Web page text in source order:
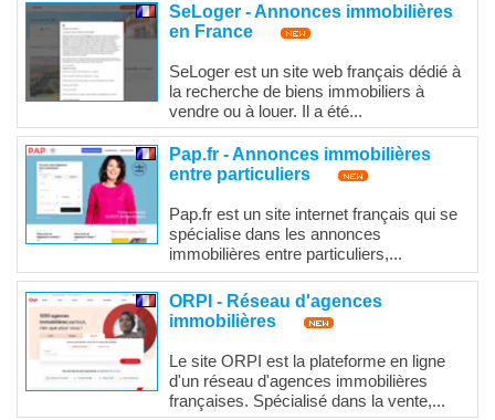
SeLoger - Annonces immobilières
en France
SeLoger est un site web français dédié à
la recherche de biens immobiliers à
vendre ou à louer. Il a été...
Pap.fr - Annonces immobilières
entre particuliers
Pap.fr est un site internet français qui se
spécialise dans les annonces
immobilières entre particuliers,...
ORPI - Réseau d'agences
immobilières
Le site ORPI est la plateforme en ligne
d'un réseau d'agences immobilières
françaises. Spécialisé dans la vente,...